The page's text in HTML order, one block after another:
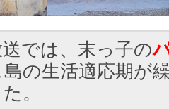
では、末っ子の
の生活適応期が
。